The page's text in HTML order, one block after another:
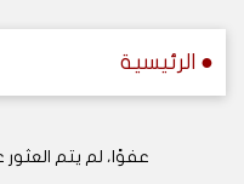
● الرئيسية
عفوًا، لم يتم